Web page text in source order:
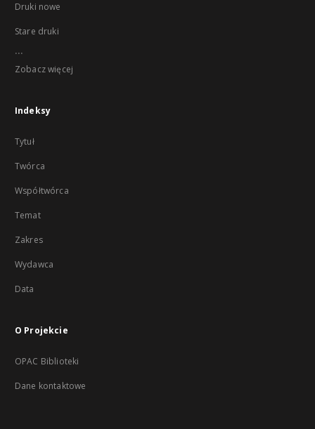
Druki nowe
Stare druki
...
Zobacz więcej
Indeksy
Tytuł
Twórca
Współtwórca
Temat
Zakres
Wydawca
Data
O Projekcie
OPAC Biblioteki
Dane kontaktowe